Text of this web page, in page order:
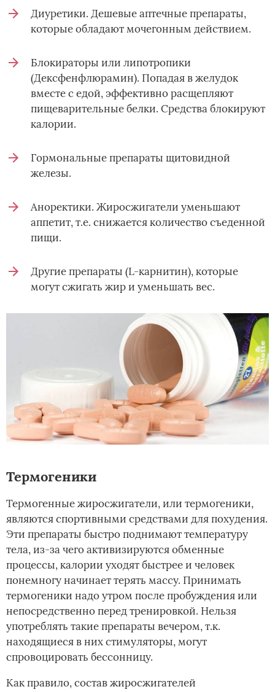
Диуретики. Дешевые аптечные препараты,
которые обладают мочегонным действием.
Блокираторы или липотропики
(Дексфенфлюрамин). Попадая в желудок
вместе с едой, эффективно расщепляют
пищеварительные белки. Средства блокируют
калории.
Гормональные препараты щитовидной
железы.
Аноректики. Жиросжигатели уменьшают
аппетит, т.е. снижается количество съеденной
пищи.
Другие препараты (L-карнитин), которые
могут сжигать жир и уменьшать вес.
Термогеники
Термогенные жиросжигатели, или термогеники,
являются спортивными средствами для похудения.
Эти препараты быстро поднимают температуру
тела, из-за чего активизируются обменные
процессы, калории уходят быстрее и человек
понемногу начинает терять массу. Принимать
термогеники надо утром после пробуждения или
непосредственно перед тренировкой. Нельзя
употреблять такие препараты вечером, т.к.
находящиеся в них стимуляторы, могут
спровоцировать бессонницу.
Как правило, состав жиросжигателей